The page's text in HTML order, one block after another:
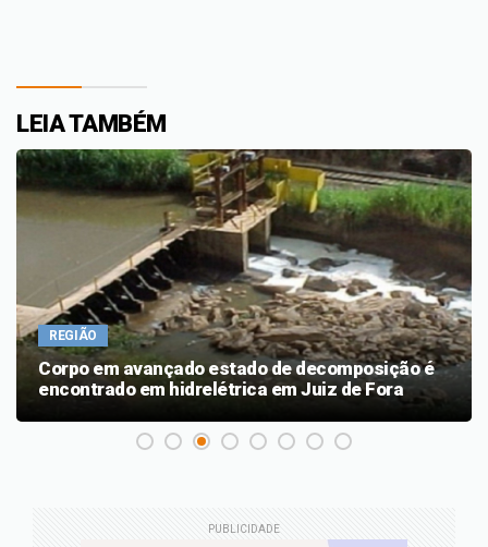
LEIA TAMBÉM
REGIÃO
Corpo em avançado estado de decomposição é
encontrado em hidrelétrica em Juiz de Fora
PUBLICIDADE